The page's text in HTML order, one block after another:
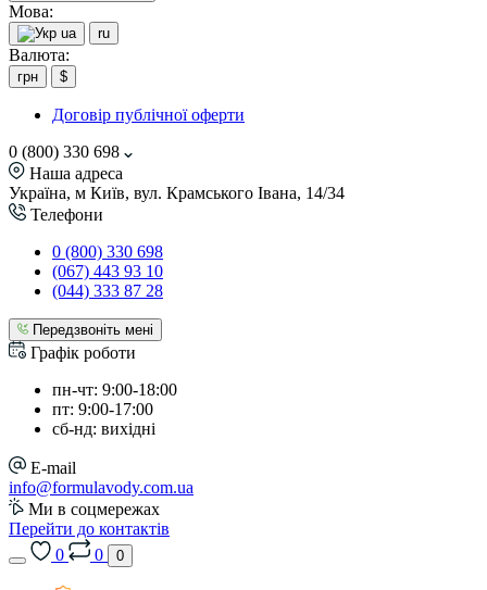
Мова:
ua ru
Валюта:
грн $
Договір публічної оферти
0 (800) 330 698
Наша адреса
Україна, м Київ, вул. Крамського Івана, 14/34
Телефони
0 (800) 330 698
(067) 443 93 10
(044) 333 87 28
Передзвоніть мені
Графік роботи
пн-чт: 9:00-18:00
пт: 9:00-17:00
сб-нд: вихідні
E-mail
info@formulavody.com.ua
Ми в соцмережах
Перейти до контактів
0
0 0